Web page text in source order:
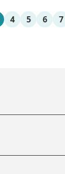
4 5 6 7